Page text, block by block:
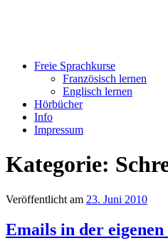
Freie Sprachkurse
Französisch lernen
Englisch lernen
Hörbücher
Info
Impressum
Kategorie:
Veröffentlicht am 23. Juni 2010
Emails in der